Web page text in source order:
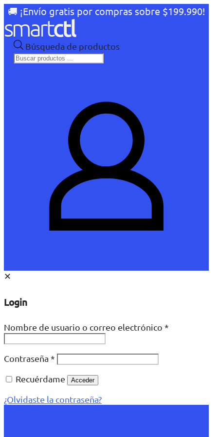
🚚 ¡Envío gratis por compras sobre $199.990!
Búsqueda de productos
✕
Login
Nombre de usuario o correo electrónico *
Contraseña *
Recuérdame
Acceder
¿Olvidaste la contraseña?